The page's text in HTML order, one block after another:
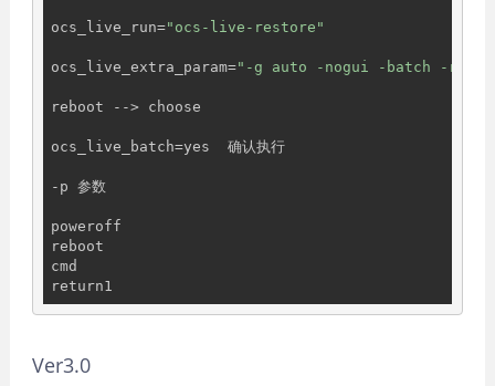
ocs_live_run="ocs-live-restore"
ocs_live_extra_param="-g auto -nogui -batch -r -p
reboot --> choose
ocs_live_batch=yes  确认执行
-p 参数
poweroff
reboot
cmd
Ver3.0